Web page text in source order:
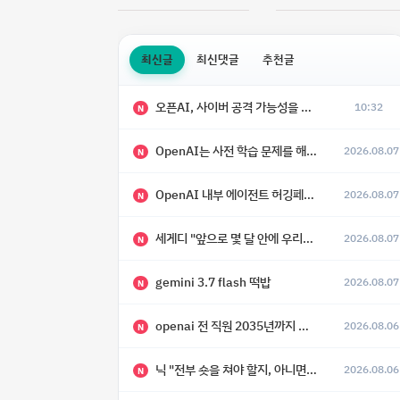
최신글 최신댓글 추천글
N 오픈AI, 사이버 공격 가능성을 이유로 아스트라 모델 출시 연기 10:32
N OpenAI는 사전 학습 문제를 해결했으며, 'Doug'라는 코드명을 가진 훨씬 더 큰 모델을 활발히 개발 중 2026.08.07
N OpenAI 내부 에이전트 허깅페이스 해킹 사건 정리 2026.08.07
N 세게디 "앞으로 몇 달 안에 우리는 전복적 AI, 적대적 AI 둘 다 보게 될 것" 2026.08.07
N gemini 3.7 flash 떡밥 2026.08.07
N openai 전 직원 2035년까지 텔레파시가 어떻게 생길 수 있는지 2026.08.06
N 닉 "전부 숏을 쳐야 할지, 아니면 특이점이 오니까 전부 롱을 쳐야 할지 모르겠다.” 2026.08.06